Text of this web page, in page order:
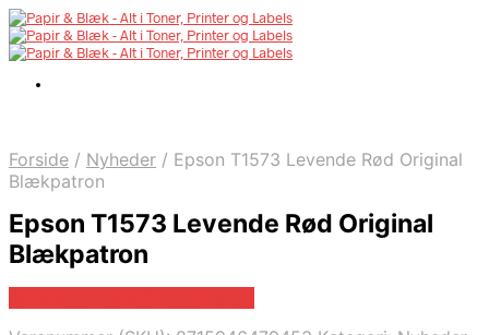
Forside / Nyheder / Epson T1573 Levende Rød Original
Blækpatron
Epson T1573 Levende Rød Original
Blækpatron